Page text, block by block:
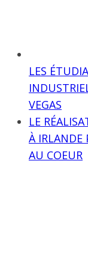
LES
VEGAS
LE
À IRLANDE
AU COEUR